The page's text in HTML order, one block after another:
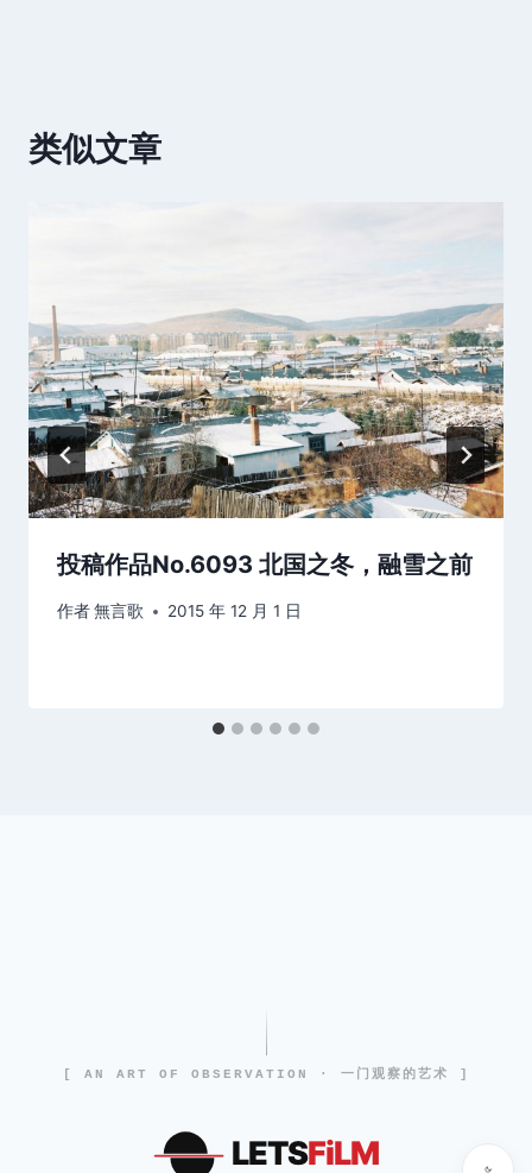
类似文章
投稿作品No.6093 北国之冬，融雪之前
作者無言歌 2015 年 12 月 1 日
[ AN ART OF OBSERVATION · 一门观察的艺术 ]
LETSFiLM